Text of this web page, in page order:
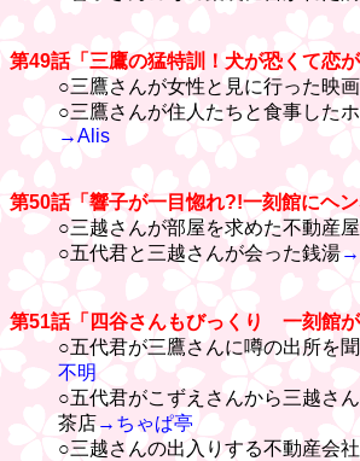
第49話「三鷹の猛特訓！犬が恐くて恋が
○三鷹さんが女性と見に行った映
○三鷹さんが住人たちと食事した
→Alis
第50話「響子が一目惚れ?!一刻館にヘン
○三越さんが部屋を求めた不動産屋
○五代君と三越さんが会った銭湯→
第51話「四谷さんもびっくり 一刻館が
○五代君が三鷹さんに噂の出所を
不明
○五代君がこずえさんから三越さ
茶店→ちゃぱ亭
○三越さんの出入りする不動産会社